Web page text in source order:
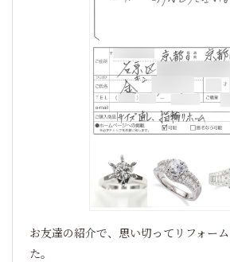
お友達の紹介で、思い切ってリフォー
た。